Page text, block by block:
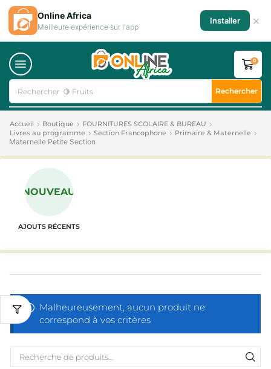
Rechercher 🍋 Fruits Rechercher
0
Accueil Boutique
FOURNITURES SCOLAIRE & BUREAU
Livres au programme
Section Francophone Primaire & Maternelle
Maternelle Petite Section
NOUVEAU
AJOUTS RÉCENTS
Malheureusement, aucun produit ne
correspond à vos critères
Online Africa
Meilleure expérience sur l'app
Installer ×